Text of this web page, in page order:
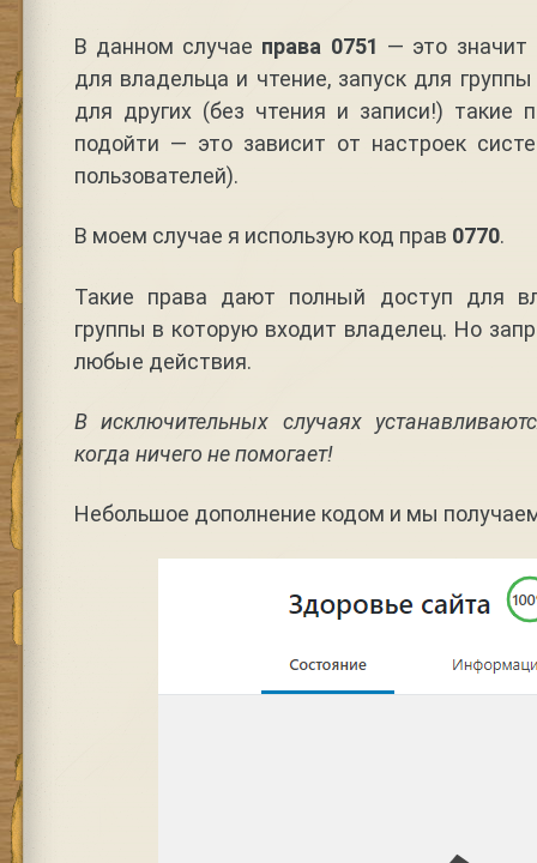
В данном случае права 0751 — это значит
для владельца и чтение, запуск для
для других (без чтения и записи!) такие
подойти — это зависит от настроек
пользователей).
В моем случае я использую код прав 0770.
Такие права дают полный доступ для
группы в которую входит владелец. Но
любые действия.
В исключительных случаях
когда ничего не помогает!
Небольшое дополнение кодом и мы